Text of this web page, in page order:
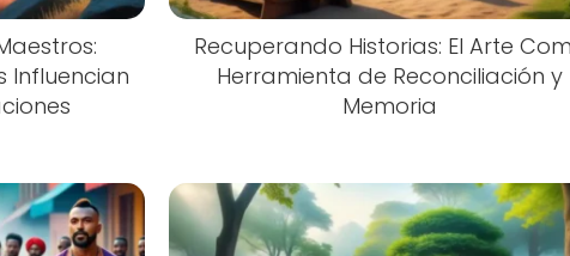
Influencian
Recuperando Historias: El Arte
Herramienta de Reconciliación y
Memoria